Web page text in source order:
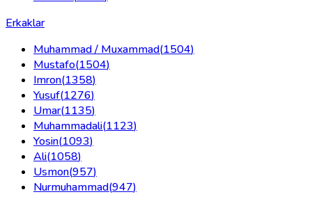
Erkaklar
Muhammad / Muxammad(1504)
Mustafo(1504)
Imron(1358)
Yusuf(1276)
Umar(1135)
Muhammadali(1123)
Yosin(1093)
Ali(1058)
Usmon(957)
Nurmuhammad(947)